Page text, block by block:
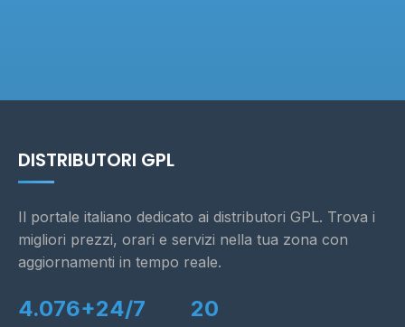
DISTRIBUTORI GPL
Il portale italiano dedicato ai distributori GPL. Trova i
migliori prezzi, orari e servizi nella tua zona con
aggiornamenti in tempo reale.
4.076+24/7 20